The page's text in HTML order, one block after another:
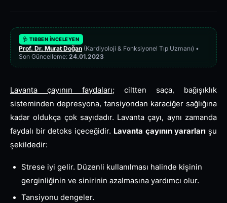
🩺 TIBBEN İNCELEYEN
Prof. Dr. Murat Doğan (Kardiyoloji & Fonksiyonel Tıp Uzmanı) •
Son Güncelleme: 24.01.2023
Lavanta çayının faydaları; ciltten saça, bağışıklık
sisteminden depresyona, tansiyondan karaciğer sağlığına
kadar oldukça çok sayıdadır. Lavanta çayı, aynı zamanda
faydalı bir detoks içeceğidir. Lavanta çayının yararlarışu
şekildedir:
Strese iyi gelir. Düzenli kullanılması halinde kişinin
gerginliğinin ve sinirinin azalmasına yardımcı olur.
Tansiyonu dengeler.